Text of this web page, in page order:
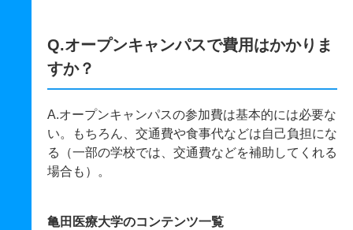
Q.オープンキャンパスで費用はかかりま
すか？
A.オープンキャンパスの参加費は基本的には必要な
い。もちろん、交通費や食事代などは自己負担にな
る（一部の学校では、交通費などを補助してくれる
場合も）。
亀田医療大学のコンテンツ一覧